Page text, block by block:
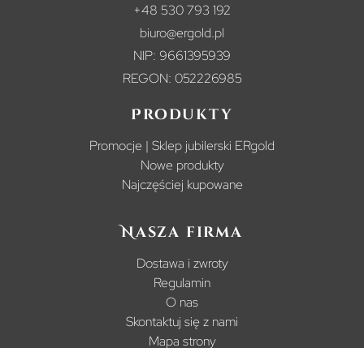
+48 530 793 192
biuro@ergold.pl
NIP: 9661395939
REGON: 052226985
Produkty
Promocje | Sklep jubilerski ERgold
Nowe produkty
Najczęściej kupowane
Nasza firma
Dostawa i zwroty
Regulamin
O nas
Skontaktuj się z nami
Mapa strony